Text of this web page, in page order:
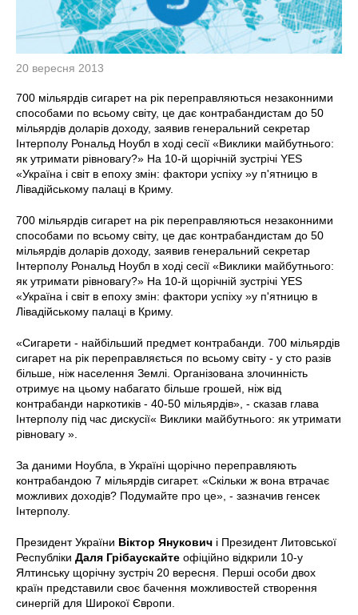
20 вересня 2013
700 мільярдів сигарет на рік переправляються незаконними
способами по всьому світу, це дає контрабандистам до 50
мільярдів доларів доходу, заявив генеральний секретар
Інтерполу Рональд Ноубл в ході сесії «Виклики майбутнього:
як утримати рівновагу?» На 10-й щорічній зустрічі YES
«Україна і світ в епоху змін: фактори успіху »у п'ятницю в
Лівадійському палаці в Криму.
700 мільярдів сигарет на рік переправляються незаконними
способами по всьому світу, це дає контрабандистам до 50
мільярдів доларів доходу, заявив генеральний секретар
Інтерполу Рональд Ноубл в ході сесії «Виклики майбутнього:
як утримати рівновагу?» На 10-й щорічній зустрічі YES
«Україна і світ в епоху змін: фактори успіху »у п'ятницю в
Лівадійському палаці в Криму.
«Сигарети - найбільший предмет контрабанди. 700 мільярдів
сигарет на рік переправляється по всьому світу - у сто разів
більше, ніж населення Землі. Організована злочинність
отримує на цьому набагато більше грошей, ніж від
контрабанди наркотиків - 40-50 мільярдів», - сказав глава
Інтерполу під час дискусії« Виклики майбутнього: як утримати
рівновагу ».
За даними Ноубла, в Україні щорічно переправляють
контрабандою 7 мільярдів сигарет. «Скільки ж вона втрачає
можливих доходів? Подумайте про це», - зазначив генсек
Інтерполу.
Президент України Віктор Янукович і Президент Литовської
Республіки Даля Грібаускайте офіційно відкрили 10-у
Ялтинську щорічну зустріч 20 вересня. Перші особи двох
країн представили своє бачення можливостей створення
синергій для Широкої Європи.